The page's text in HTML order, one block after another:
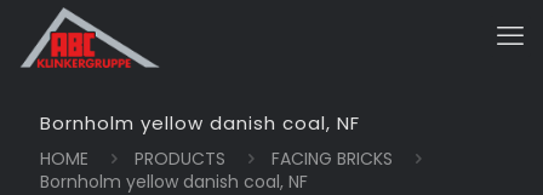
Bornholm yellow danish coal, NF
HOME PRODUCTS
FACING BRICKS
Bornholm yellow danish coal, NF